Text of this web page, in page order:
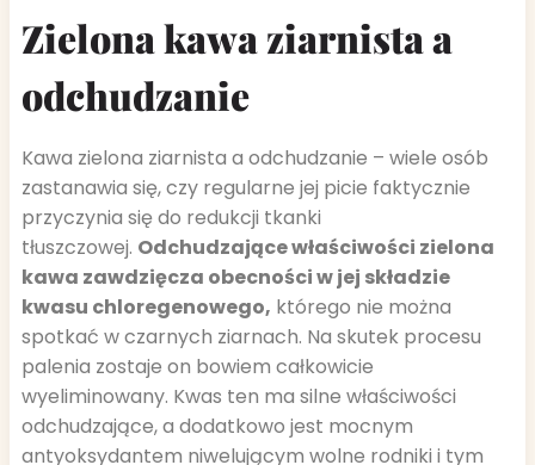
Zielona kawa ziarnista a
odchudzanie
Kawa zielona ziarnista a odchudzanie – wiele osób
zastanawia się, czy regularne jej picie faktycznie
przyczynia się do redukcji tkanki
tłuszczowej. Odchudzające właściwości zielona
kawa zawdzięcza obecności w jej składzie
kwasu chloregenowego, którego nie można
spotkać w czarnych ziarnach. Na skutek procesu
palenia zostaje on bowiem całkowicie
wyeliminowany. Kwas ten ma silne właściwości
odchudzające, a dodatkowo jest mocnym
antyoksydantem niwelującym wolne rodniki i tym